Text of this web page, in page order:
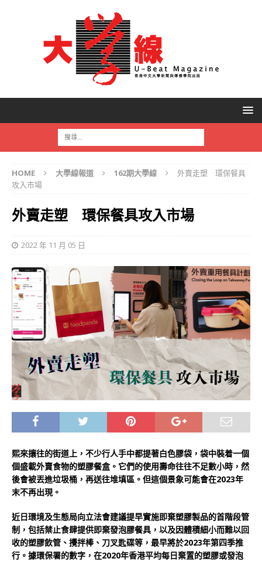
HOME 大學線報道 162期大學線
外賣走塑 環保餐具
攻入市場
外賣走塑 環保餐具攻入市場
2022 年 11 月 05 日
熙來攘往的街道上，不少行人手中都提著白色膠袋，袋中裝着一個
個盛載外賣食物的塑膠餐盒。它們的使用壽命往往不足數小時，然
後會被丟進垃圾桶，再送往堆填區。但這個景象可能會在2023年
末不再出現。
近日環境及生態局向立法會建議提早實施即棄塑膠製品的首階段管
制，包括禁止食肆提供即棄發泡膠餐具，以及因體積細小而難以回
收的塑膠飲管、攪拌棒、刀叉匙碟等，最早將於2023年第四季推
行。據環保署的數字，在2020年香港平均每日棄置的塑膠或發泡